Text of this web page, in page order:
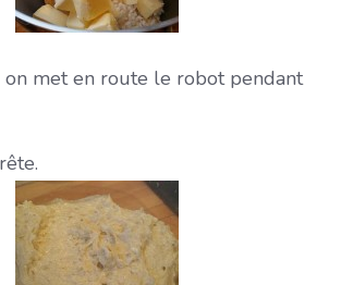
on met en route le robot pendant